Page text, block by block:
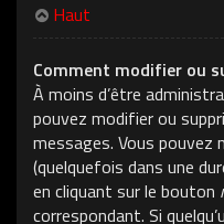
Haut
Comment modifier ou
À moins d’être
pouvez modifier ou
messages. Vous pouvez
(quelquefois dans une
en cliquant sur le bouton
correspondant. Si